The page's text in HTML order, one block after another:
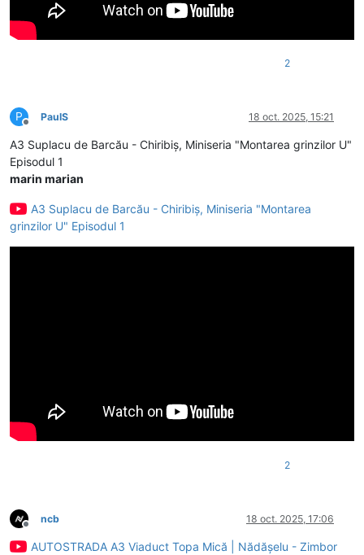
2
P
Deconectat
PaulS 18 oct. 2025, 15:21
A3 Suplacu de Barcău - Chiribiș, Miniseria "Montarea grinzilor U"
Episodul 1
marin marian
A3 Suplacu de Barcău - Chiribiș, Miniseria "Montarea
grinzilor U" Episodul 1
2
Deconectat
ncb 18 oct. 2025, 17:06
AUTOSTRADA A3 Viaduct Topa Mică | Nădășelu - Zimbor